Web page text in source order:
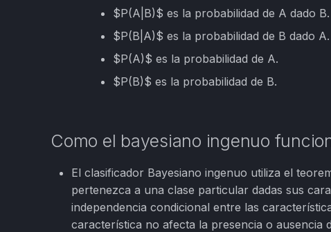
$P(A|B)$ es la probabilidad de A dado B.
$P(B|A)$ es la probabilidad de B dado A.
$P(A)$ es la probabilidad de A.
$P(B)$ es la probabilidad de B.
Como el bayesiano ingenuo
El clasificador Bayesiano ingenuo utiliza el
pertenezca a una clase particular dadas sus
independencia condicional entre las
característica no afecta la presencia o ausencia